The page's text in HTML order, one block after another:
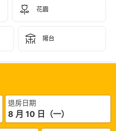
花園
陽台
退房日期
8 月 10 日（一）